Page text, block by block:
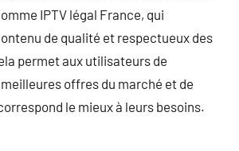
IPTV légal France, qui
de qualité et respectueux des
permet aux utilisateurs de
meilleures offres du marché et de
le mieux à leurs besoins.